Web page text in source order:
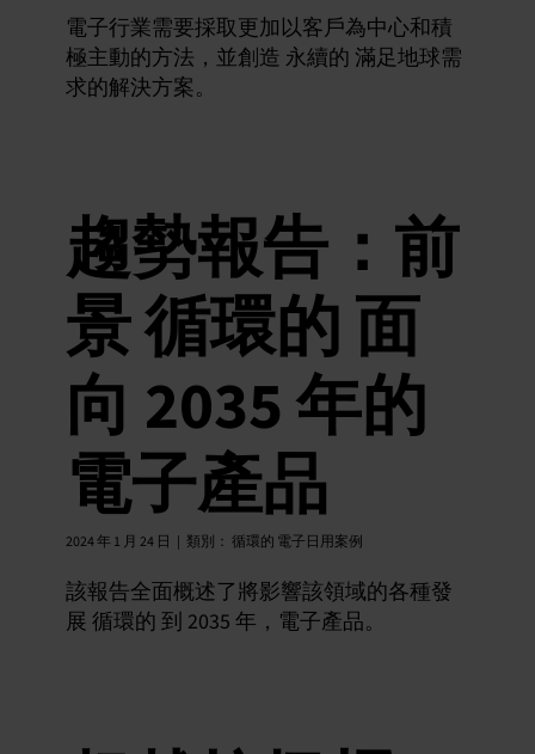
電子行業需要採取更加以客戶為中心和積
極主動的方法，並創造 永續的 滿足地球需
求的解決方案。
趨勢報告：前
景 循環的 面
向 2035 年的
電子產品
2024 年 1 月 24 日 | 類別： 循環的 電子日用案例
該報告全面概述了將影響該領域的各種發
展 循環的 到 2035 年，電子產品。